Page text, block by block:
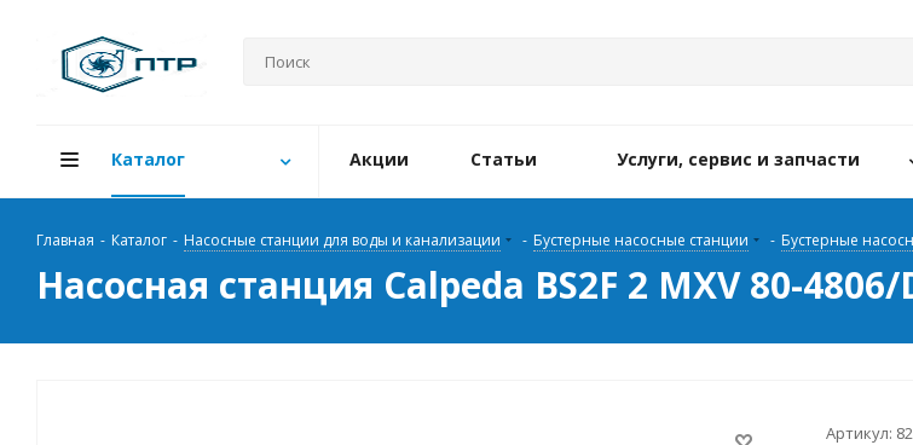
Каталог Акции Статьи Услуги, сервис и запчасти
Главная - Каталог - Насосные станции для воды и канализации - Бустерные насосные станции - Бустерные
Насосная станция Calpeda BS2F 2 MXV 80-4806/
Артикул: